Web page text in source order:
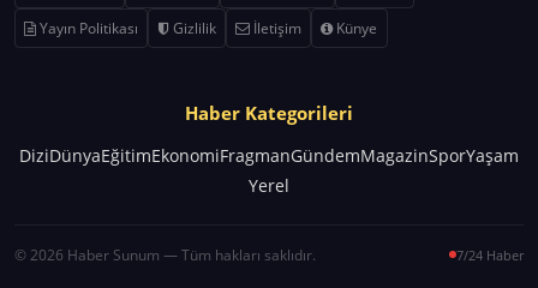
Yayın Politikası
Gizlilik İletişim Künye
Haber Kategorileri
DiziDünyaEğitimEkonomiFragmanGündemMagazinSporYaşam
Yerel
© 2026 Haber Sunum — Tüm hakları saklıdır. 7/24 Haber